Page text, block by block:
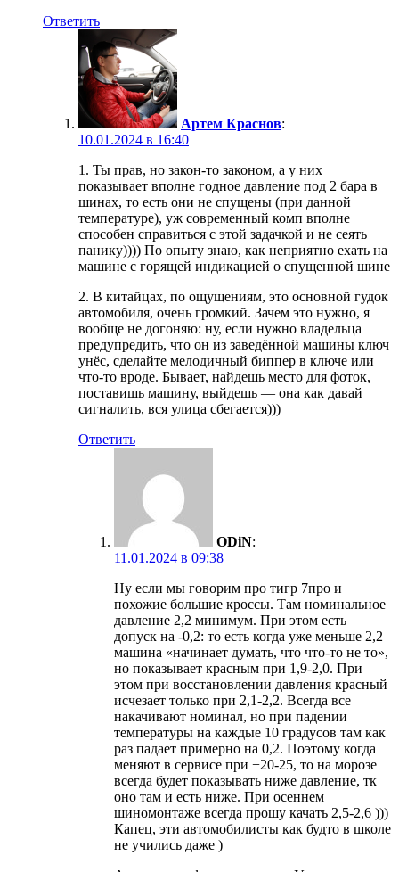
Ответить
Артем Краснов:
10.01.2024 в 16:40
1. Ты прав, но закон-то законом, а у них
показывает вполне годное давление под 2 бара в
шинах, то есть они не спущены (при данной
температуре), уж современный комп вполне
способен справиться с этой задачкой и не сеять
панику)))) По опыту знаю, как неприятно ехать на
машине с горящей индикацией о спущенной шине
2. В китайцах, по ощущениям, это основной гудок
автомобиля, очень громкий. Зачем это нужно, я
вообще не догоняю: ну, если нужно владельца
предупредить, что он из заведённой машины ключ
унёс, сделайте мелодичный биппер в ключе или
что-то вроде. Бывает, найдешь место для фоток,
поставишь машину, выйдешь — она как давай
сигналить, вся улица сбегается)))
Ответить
ODiN:
11.01.2024 в 09:38
Ну если мы говорим про тигр 7про и
похожие большие кроссы. Там номинальное
давление 2,2 минимум. При этом есть
допуск на -0,2: то есть когда уже меньше 2,2
машина «начинает думать, что что-то не то»,
но показывает красным при 1,9-2,0. При
этом при восстановлении давления красный
исчезает только при 2,1-2,2. Всегда все
накачивают номинал, но при падении
температуры на каждые 10 градусов там как
раз падает примерно на 0,2. Поэтому когда
меняют в сервисе при +20-25, то на морозе
всегда будет показывать ниже давление, тк
оно там и есть ниже. При осеннем
шиномонтаже всегда прошу качать 2,5-2,6 )))
Капец, эти автомобилисты как будто в школе
не учились даже )